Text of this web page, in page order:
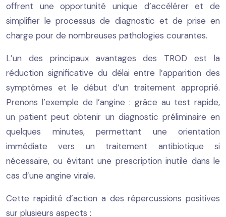
offrent une opportunité unique d’accélérer et de
simplifier le processus de diagnostic et de prise en
charge pour de nombreuses pathologies courantes.
L’un des principaux avantages des TROD est la
réduction significative du délai entre l’apparition des
symptômes et le début d’un traitement approprié.
Prenons l’exemple de l’angine : grâce au test rapide,
un patient peut obtenir un diagnostic préliminaire en
quelques minutes, permettant une orientation
immédiate vers un traitement antibiotique si
nécessaire, ou évitant une prescription inutile dans le
cas d’une angine virale.
Cette rapidité d’action a des répercussions positives
sur plusieurs aspects :